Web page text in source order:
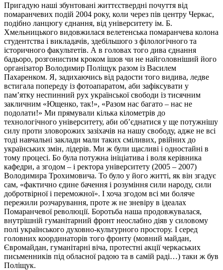
Пригадую наші збунтовані життєствердні почуття від
помаранчевих подій 2004 року, коли через пів центру Черкас,
подібно ланцюгу єднання, від університету ім. Б.
Хмельницького видовжилася велетенська помаранчева колона
студентства і викладачів, здебільшого з філологічного та
історичного факультетів. А в головах того дива єднання
бадьоро, розгонистим кроком ішов чи не найголовніший його
організатор Володимир Поліщук разом із Василем
Пахаренком. Я, задихаючись від радости того видива, ледве
встигала попереду із фотоапаратом, аби зафіксувати у
пам’ятку неспинний рух української свободи із тисячним
закличним «Ющенко, так!», «Разом нас багато – нас не
подолати!» Ми прямували кілька кілометрів до
технологічного університету, аби об’єднатися у ще потужнішу
силу проти зловорожих зазіхачів на нашу свободу, адже не всі
тоді навчальні заклади мали таких сміливих, рвійних до
українських змін, лідерів. Ми ж були щасливі і одностайні в
тому процесі. Бо була потужна ініціатива і воля керівника
кафедри, а згодом – і ректора університету (2005 – 2007)
Володимира Трохимовича. То було у його житті, як він згадує
сам, «фактично єдине бачення і розуміння сили народу, сили
добротвірної і переможної». І хоча згодом всі ми боляче
пережили розчарування, проте ж не зневіру в ідеалах
Помаранчевої революції. Боротьба наша продовжувалася,
внутрішній гуманітарний фронт неослабно діяв у силовому
полі українського духовно-культурного простору. І серед
головних координаторів того фронту (мовний майдан,
Євромайдан, гуманітарні віча, протестні акції черкаських
письменників під обласної радою та в самій раді…) таки ж був
Поліщук.